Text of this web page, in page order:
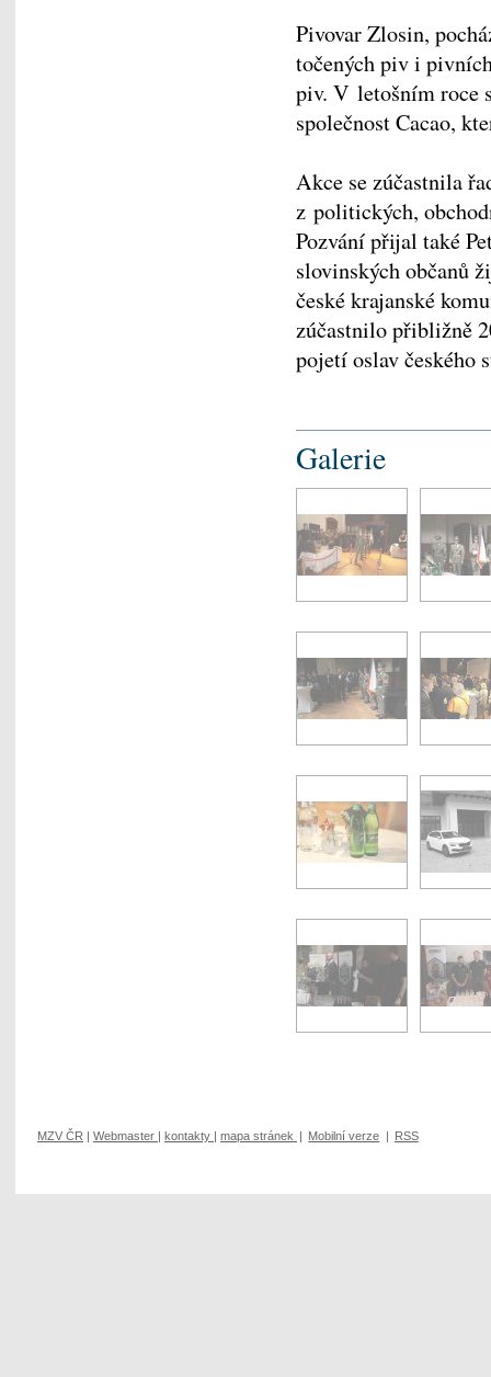
Pivovar Zlosin,
točených piv i
piv. V letošním roce
společnost Cacao,
Akce se zúčastnila
z politických,
Pozvání přijal také
slovinských občanů
české krajanské
zúčastnilo přibližně
pojetí oslav českého
Galerie
MZV ČR Webmaster kontakty mapa stránek Mobilní verze RSS